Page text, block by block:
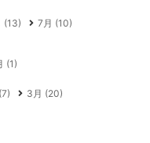
(13)
7月 (10)
(1)
3月 (20)